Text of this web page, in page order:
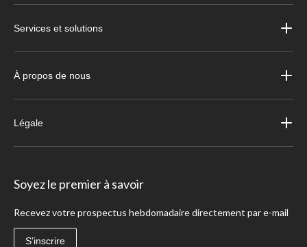
Services et solutions
À propos de nous
Légale
Soyez le premier à savoir
Recevez votre prospectus hebdomadaire directement par e-mail
S'inscrire